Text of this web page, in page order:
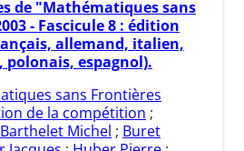
de "Mathématiques sans
- Fascicule 8 : édition
allemand, italien,
espagnol).
sans Frontières
de la compétition ;
Barthelet Michel ; Buret